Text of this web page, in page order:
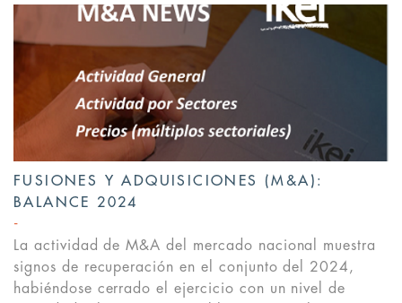
FUSIONES Y ADQUISICIONES (M&A):
BALANCE 2024
La actividad de M&A del mercado nacional muestra
signos de recuperación en el conjunto del 2024,
habiéndose cerrado el ejercicio con un nivel de